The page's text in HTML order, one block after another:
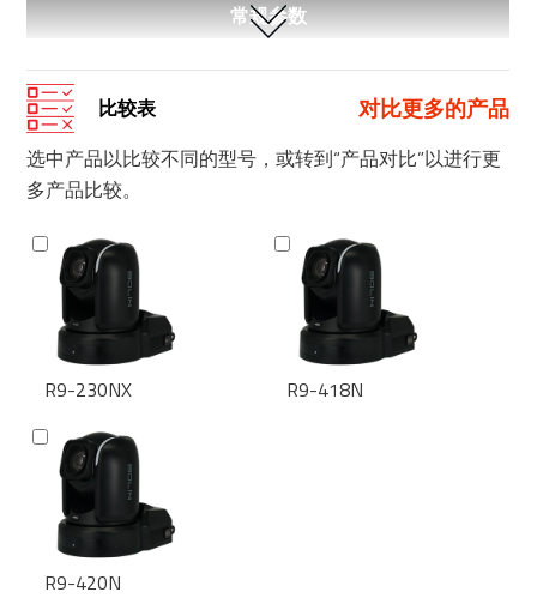
常规参数
比较表 对比更多的产品
选中产品以比较不同的型号，或转到“产品对比”以进行更
多产品比较。
R9-230NX R9-418N
R9-420N